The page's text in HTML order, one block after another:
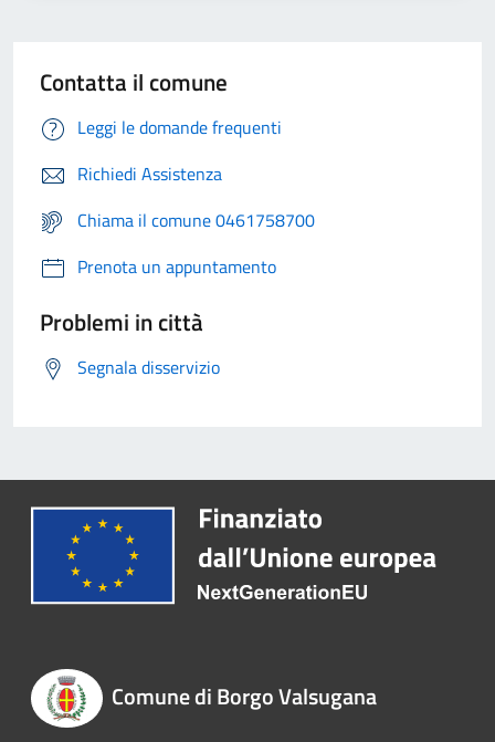
Contatta il comune
Leggi le domande frequenti
Richiedi Assistenza
Chiama il comune 0461758700
Prenota un appuntamento
Problemi in città
Segnala disservizio
Comune di Borgo Valsugana